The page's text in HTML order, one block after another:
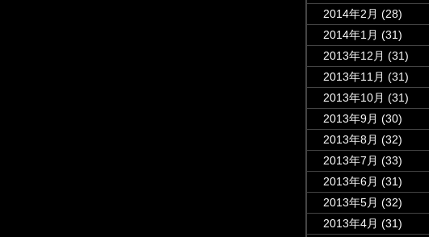
2014年2月 (28)
2014年1月 (31)
2013年12月 (31)
2013年11月 (31)
2013年10月 (31)
2013年9月 (30)
2013年8月 (32)
2013年7月 (33)
2013年6月 (31)
2013年5月 (32)
2013年4月 (31)